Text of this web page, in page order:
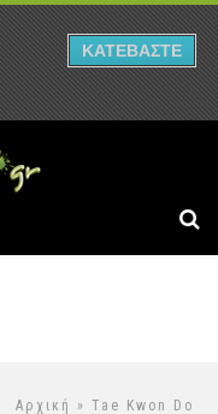
Αρχική » Tae Kwon Do
ΚΑΤΕΒΑΣΤΕ